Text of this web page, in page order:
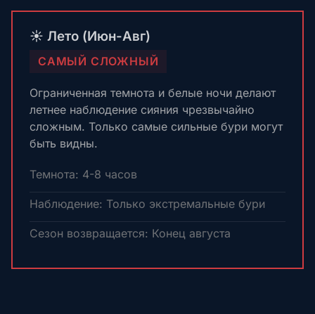
☀️ Лето (Июн-Авг)
САМЫЙ СЛОЖНЫЙ
Ограниченная темнота и белые ночи делают
летнее наблюдение сияния чрезвычайно
сложным. Только самые сильные бури могут
быть видны.
Темнота: 4-8 часов
Наблюдение: Только экстремальные бури
Сезон возвращается: Конец августа